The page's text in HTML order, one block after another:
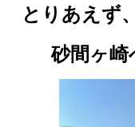
とりあえず
砂間ヶ